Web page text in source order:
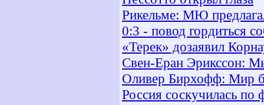
Рикельме: МЮ
0:3 - повод гордиться
«Терек» дозаявил
Свен-Еран Эрикссон:
Оливер Бирхофф: Мир
Россия соскучилась по